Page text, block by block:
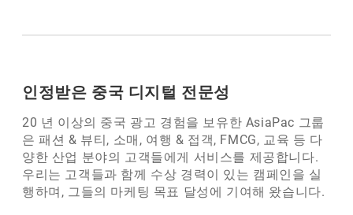
인정받은 중국 디지털 전문성
20 년 이상의 중국 광고 경험을 보유한 AsiaPac 그룹
은 패션 & 뷰티, 소매, 여행 & 접객, FMCG, 교육 등 다
양한 산업 분야의 고객들에게 서비스를 제공합니다.
우리는 고객들과 함께 수상 경력이 있는 캠페인을 실
행하며, 그들의 마케팅 목표 달성에 기여해 왔습니다.